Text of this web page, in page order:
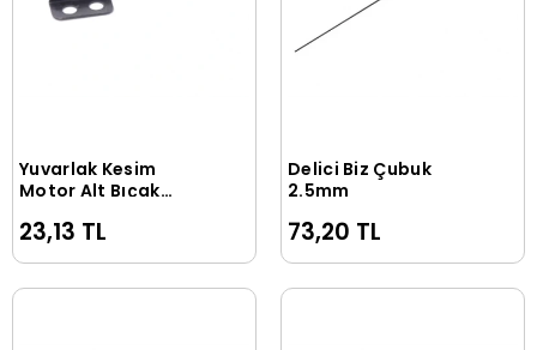
Sepete Ekle
Yuvarlak Kesim
Motor Alt Bıçak
23,13 TL
Sepete Ekle
Delici Biz Çubuk
2.5mm
73,20 TL